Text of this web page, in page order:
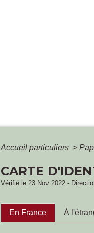
Accueil particuliers >
CARTE
Vérifié le 23 Nov 2022 -
En France À